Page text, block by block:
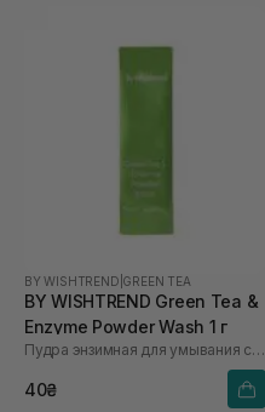
BY WISHTREND GREEN TEA
BY WISHTREND Green Tea &
Enzyme Powder Wash 1 г
Пудра энзимная для умывания с ароматом матча
40₴